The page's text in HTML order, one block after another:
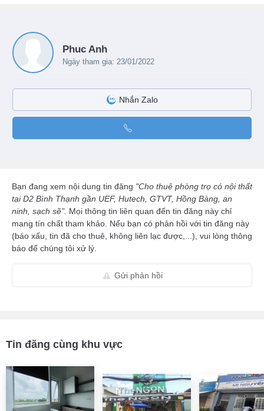
Phuc Anh
Ngày tham gia: 23/01/2022
Nhắn Zalo
Bạn đang xem nội dung tin đăng "Cho thuê phòng trọ có nội thất
tại D2 Bình Thạnh gần UEF, Hutech, GTVT, Hồng Bàng, an
ninh, sạch sẽ". Mọi thông tin liên quan đến tin đăng này chỉ
mang tín chất tham khảo. Nếu bạn có phản hồi với tin đăng này
(báo xấu, tin đã cho thuê, không liên lạc được,...), vui lòng thông
báo để chúng tôi xử lý.
Gửi phản hồi
Tin đăng cùng khu vực